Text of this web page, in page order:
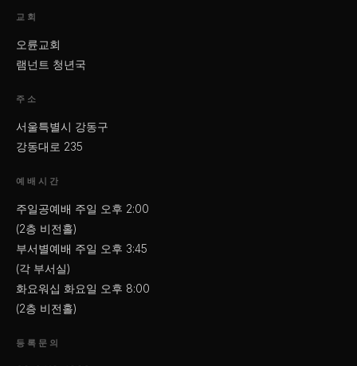
교회
오륜교회
램넌트 청년국
주소
서울특별시 강동구
강동대로 235
예배시간
주일공예배 주일 오후 2:00
(2층 비전홀)
부서별예배 주일 오후 3:45
(각 부서실)
화요워십 화요일 오후 8:00
(2층 비전홀)
등록문의